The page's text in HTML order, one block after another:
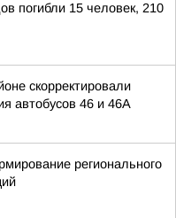
погибли 15 человек, 210
скорректировали
автобусов 46 и 46А
регионального